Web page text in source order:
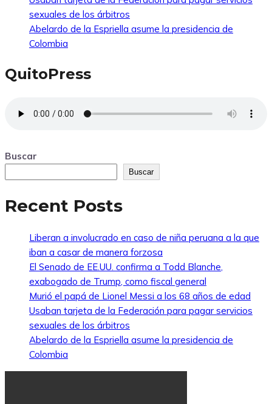
sexuales de los árbitros
Abelardo de la Espriella asume la presidencia de
Colombia
QuitoPress
Buscar
Buscar
Recent Posts
Liberan a involucrado en caso de niña peruana a la que
iban a casar de manera forzosa
El Senado de EE.UU. confirma a Todd Blanche,
exabogado de Trump, como fiscal general
Murió el papá de Lionel Messi a los 68 años de edad
Usaban tarjeta de la Federación para pagar servicios
sexuales de los árbitros
Abelardo de la Espriella asume la presidencia de
Colombia